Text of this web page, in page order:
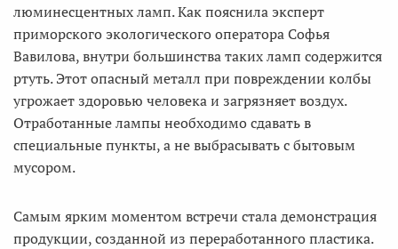
люминесцентных ламп. Как пояснила эксперт
приморского экологического оператора Софья
Вавилова, внутри большинства таких ламп содержится
ртуть. Этот опасный металл при повреждении колбы
угрожает здоровью человека и загрязняет воздух.
Отработанные лампы необходимо сдавать в
специальные пункты, а не выбрасывать с бытовым
мусором.
Самым ярким моментом встречи стала демонстрация
продукции, созданной из переработанного пластика.